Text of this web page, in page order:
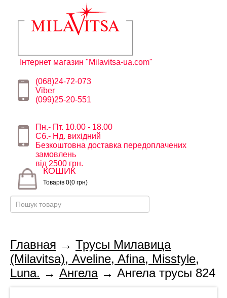
Інтернет магазин "Milavitsa-ua.com"
(068)24-72-073
Viber
(099)25-20-551
Пн.- Пт. 10.00 - 18.00
Сб.- Нд. вихідний
Безкоштовна доставка передоплачених
замовлень
від 2500 грн.
КОШИК
Товарів 0(0 грн)
Главная → Трусы Милавица
(Milavitsa), Aveline, Afina, Misstyle,
Luna. → Ангела→ Ангела трусы 824